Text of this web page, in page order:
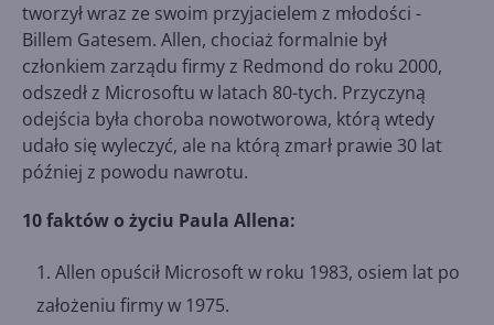
tworzył wraz ze swoim przyjacielem z młodości -
Billem Gatesem. Allen, chociaż formalnie był
członkiem zarządu firmy z Redmond do roku 2000,
odszedł z Microsoftu w latach 80-tych. Przyczyną
odejścia była choroba nowotworowa, którą wtedy
udało się wyleczyć, ale na którą zmarł prawie 30 lat
później z powodu nawrotu.
10 faktów o życiu Paula Allena:
Allen opuścił Microsoft w roku 1983, osiem lat po
założeniu firmy w 1975.